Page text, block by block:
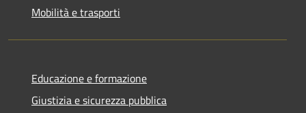
Mobilità e trasporti
Educazione e formazione
Giustizia e sicurezza pubblica